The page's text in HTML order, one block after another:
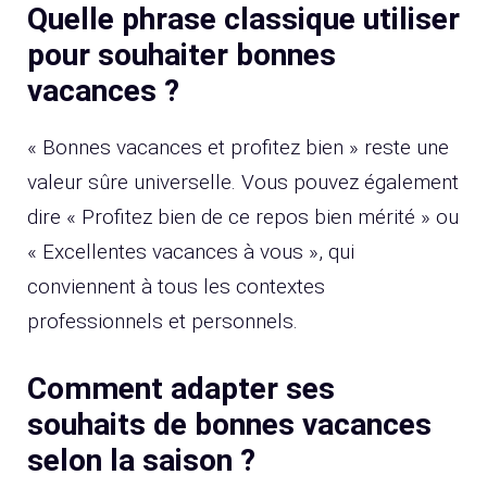
Quelle phrase classique utiliser
pour souhaiter bonnes
vacances ?
« Bonnes vacances et profitez bien » reste une
valeur sûre universelle. Vous pouvez également
dire « Profitez bien de ce repos bien mérité » ou
« Excellentes vacances à vous », qui
conviennent à tous les contextes
professionnels et personnels.
Comment adapter ses
souhaits de bonnes vacances
selon la saison ?